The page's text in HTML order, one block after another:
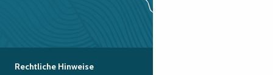
Rechtliche Hinweise